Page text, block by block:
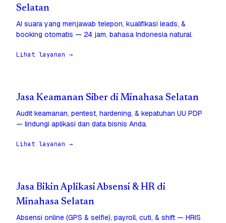
Selatan
AI suara yang menjawab telepon, kualifikasi leads, &
booking otomatis — 24 jam, bahasa Indonesia natural.
Lihat layanan →
Jasa Keamanan Siber di Minahasa Selatan
Audit keamanan, pentest, hardening, & kepatuhan UU PDP
— lindungi aplikasi dan data bisnis Anda.
Lihat layanan →
Jasa Bikin Aplikasi Absensi & HR di
Minahasa Selatan
Absensi online (GPS & selfie), payroll, cuti, & shift — HRIS